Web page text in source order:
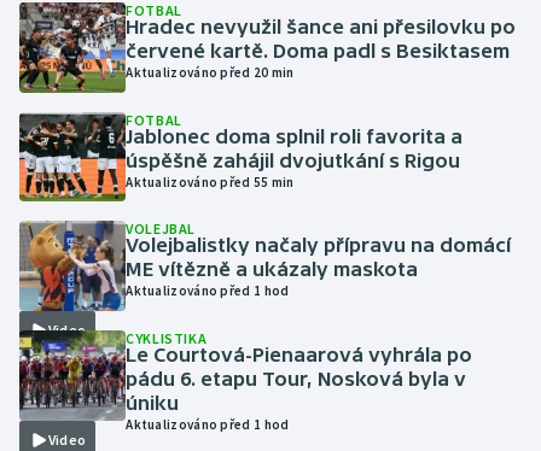
Gymnastika
Házená
Jezdectví
Judo
Krasobruslení
Lezení
Lyže a snowboard
Moderní pětiboj
FOTBAL
Hradec nevyužil šance ani přesilovku po
červené kartě. Doma padl s Besiktasem
Aktualizováno před 20 min
FOTBAL
Jablonec doma splnil roli favorita a
úspěšně zahájil dvojutkání s Rigou
Aktualizováno před 55 min
Video
VOLEJBAL
Volejbalistky načaly přípravu na domácí
ME vítězně a ukázaly maskota
Aktualizováno před 1 hod
Video
CYKLISTIKA
Le Courtová-Pienaarová vyhrála po
pádu 6. etapu Tour, Nosková byla v
úniku
Aktualizováno před 1 hod